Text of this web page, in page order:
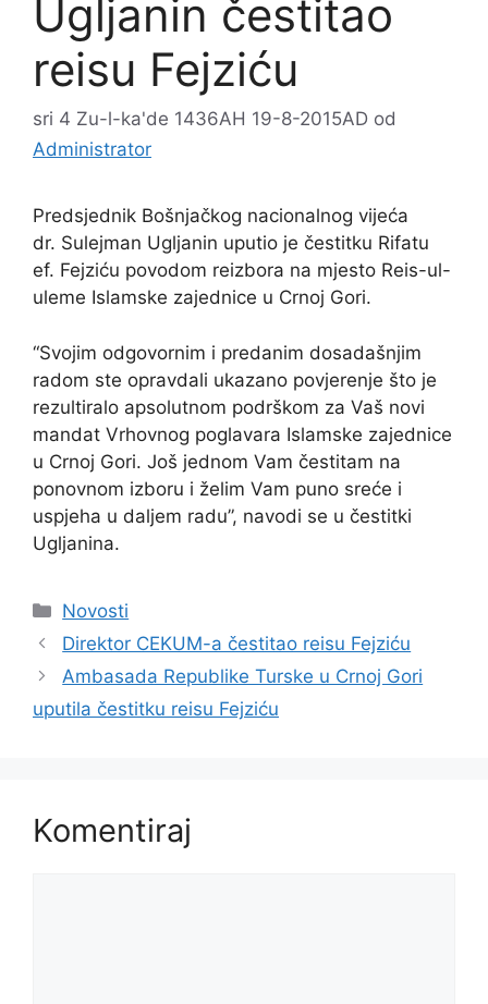
Ugljanin čestitao
reisu Fejziću
sri 4 Zu-l-ka'de 1436AH 19-8-2015AD od
Administrator
Predsjednik Bošnjačkog nacionalnog vijeća
dr. Sulejman Ugljanin uputio je čestitku Rifatu
ef. Fejziću povodom reizbora na mjesto Reis-ul-
uleme Islamske zajednice u Crnoj Gori.
“Svojim odgovornim i predanim dosadašnjim
radom ste opravdali ukazano povjerenje što je
rezultiralo apsolutnom podrškom za Vaš novi
mandat Vrhovnog poglavara Islamske zajednice
u Crnoj Gori. Još jednom Vam čestitam na
ponovnom izboru i želim Vam puno sreće i
uspjeha u daljem radu”, navodi se u čestitki
Ugljanina.
Kategorije
Novosti
Direktor CEKUM-a čestitao reisu Fejziću
Ambasada Republike Turske u Crnoj Gori
uputila čestitku reisu Fejziću
Komentiraj